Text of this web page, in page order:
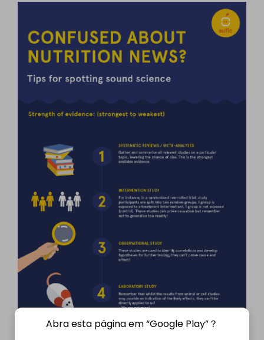
Abra esta página em “Google Play”？